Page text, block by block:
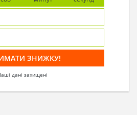
дані захищені